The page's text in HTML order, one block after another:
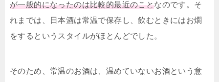
が一般的になったのは比較的最近のことなのです。そ
れまでは、日本酒は常温で保存し、飲むときにはお燗
をするというスタイルがほとんどでした。
そのため、常温のお酒は、温めていないお酒という意